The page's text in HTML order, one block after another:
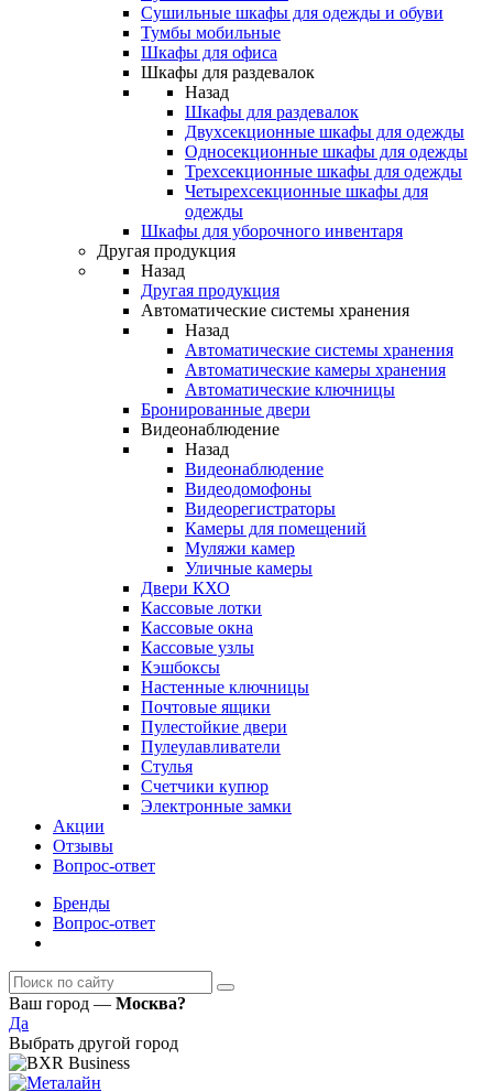
Сушильные шкафы для одежды и обуви
Тумбы мобильные
Шкафы для офиса
Шкафы для раздевалок
Назад
Шкафы для раздевалок
Двухсекционные шкафы для одежды
Односекционные шкафы для одежды
Трехсекционные шкафы для одежды
Четырехсекционные шкафы для
одежды
Шкафы для уборочного инвентаря
Другая продукция
Назад
Другая продукция
Автоматические системы хранения
Назад
Автоматические системы хранения
Автоматические камеры хранения
Автоматические ключницы
Бронированные двери
Видеонаблюдение
Назад
Видеонаблюдение
Видеодомофоны
Видеорегистраторы
Камеры для помещений
Муляжи камер
Уличные камеры
Двери КХО
Кассовые лотки
Кассовые окна
Кассовые узлы
Кэшбоксы
Настенные ключницы
Почтовые ящики
Пулестойкие двери
Пулеулавливатели
Стулья
Счетчики купюр
Электронные замки
Акции
Отзывы
Вопрос-ответ
Бренды
Вопрос-ответ
Ваш город — Москва?
Да
Выбрать другой город